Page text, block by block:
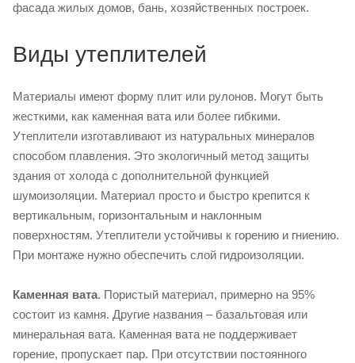
фасада жилых домов, бань, хозяйственных построек.
Виды утеплителей
Материалы имеют форму плит или рулонов. Могут быть
жесткими, как каменная вата или более гибкими.
Утеплители изготавливают из натуральных минералов
способом плавления. Это экологичный метод защиты
здания от холода с дополнительной функцией
шумоизоляции. Материал просто и быстро крепится к
вертикальным, горизонтальным и наклонным
поверхностям. Утеплители устойчивы к горению и гниению.
При монтаже нужно обеспечить слой гидроизоляции.
Каменная вата. Пористый материал, примерно на 95%
состоит из камня. Другие названия – базальтовая или
минеральная вата. Каменная вата не поддерживает
горение, пропускает пар. При отсутствии постоянного